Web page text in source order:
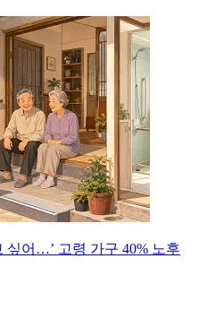
싶어…’ 고령 가구 40% 노후